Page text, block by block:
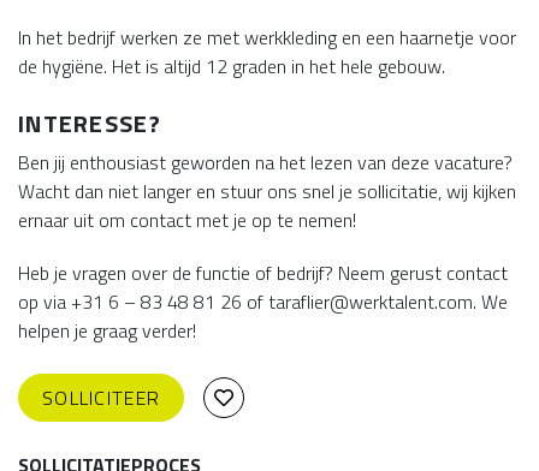
In het bedrijf werken ze met werkkleding en een haarnetje voor
de hygiëne. Het is altijd 12 graden in het hele gebouw.
INTERESSE?
Ben jij enthousiast geworden na het lezen van deze vacature?
Wacht dan niet langer en stuur ons snel je sollicitatie, wij kijken
ernaar uit om contact met je op te nemen!
Heb je vragen over de functie of bedrijf? Neem gerust contact
op via +31 6 – 83 48 81 26 of taraflier@werktalent.com. We
helpen je graag verder!
SOLLICITEER
SOLLICITATIEPROCES